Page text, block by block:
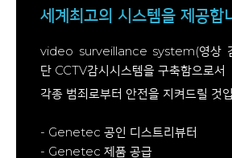
세계최고의 시스템을 제공합
video surveillance system(영상
단 CCTV감시시스템을 구축함으로서
각종 범죄로부터 안전을 지켜드릴 것
- Genetec 공인 디스트리뷰터
- Genetec 제품 공급